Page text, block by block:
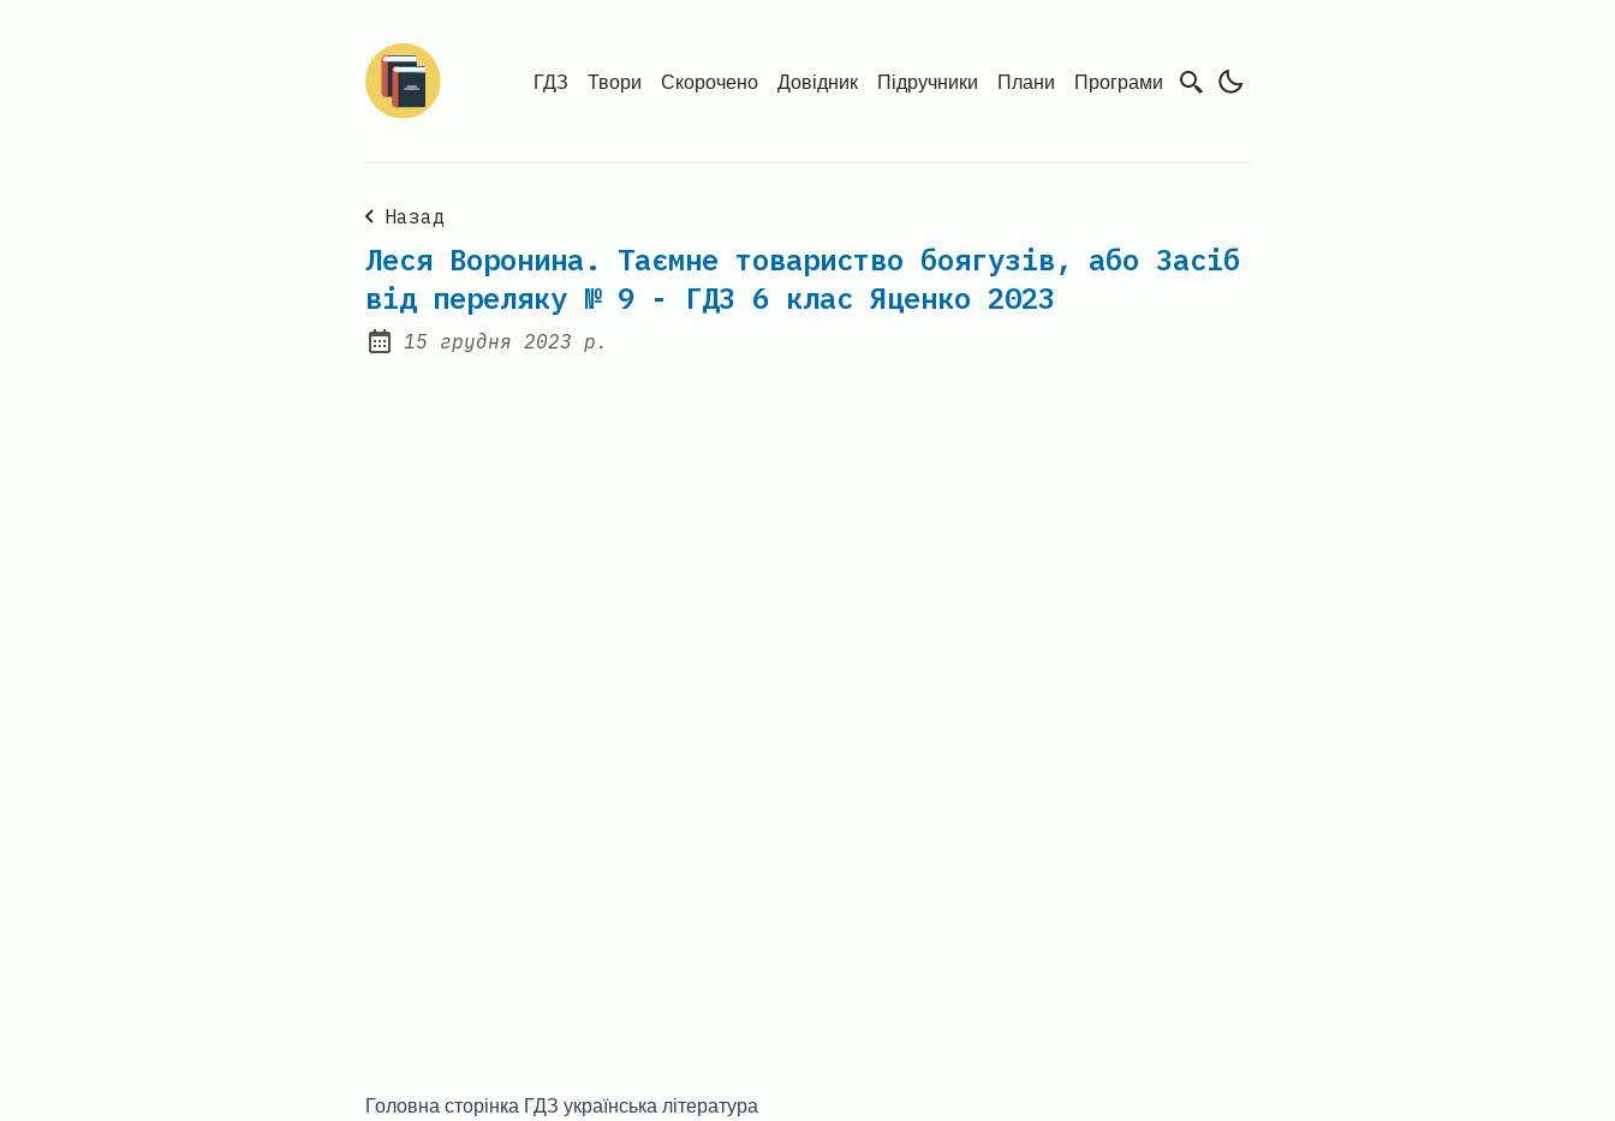
ГДЗ Твори Скорочено Довідник Підручники Плани Програми
Назад
Леся Воронина. Таємне товариство боягузів, або Засіб
від переляку № 9 - ГДЗ 6 клас Яценко 2023
Posted on:
15 грудня 2023 р.
Головна сторінка ГДЗ українська література